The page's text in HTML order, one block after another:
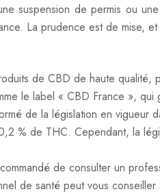
suspension de permis ou
La prudence est de mise,
de CBD de haute
le label « CBD France »,
de la législation en vigueur
% de THC. Cependant, la
de consulter un
de santé peut vous